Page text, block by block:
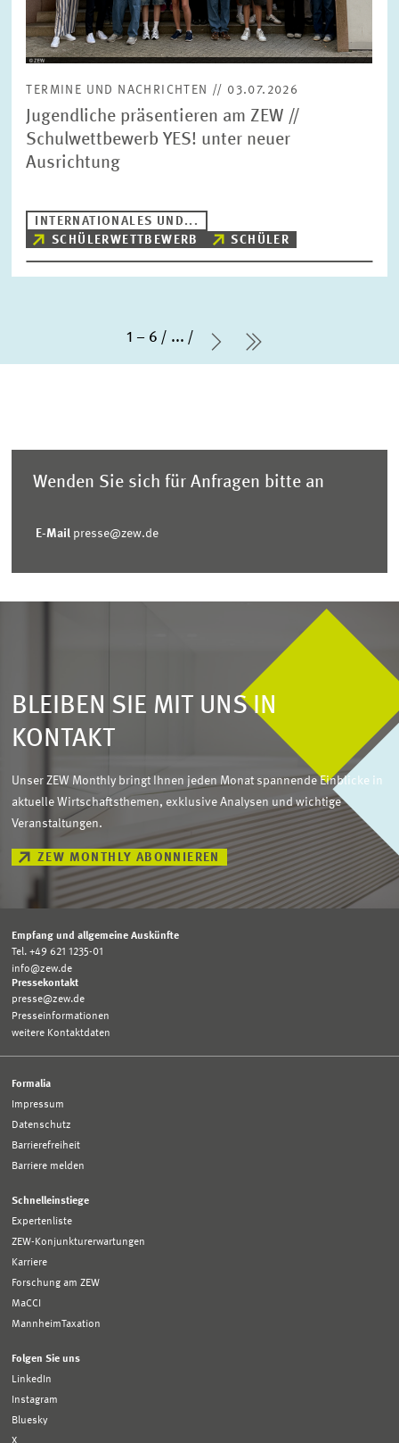
TERMINE UND NACHRICHTEN // 03.07.2026
Jugendliche präsentieren am ZEW //
Schulwettbewerb YES! unter neuer
Ausrichtung
INTERNATIONALES UND...
SCHÜLERWETTBEWERB
SCHÜLER
1 – 6 ...
Nächste Seite
letzte Seite
Wenden Sie sich für Anfragen bitte an
E-Mail presse@zew.de
BLEIBEN SIE MIT UNS IN
KONTAKT
Unser ZEW Monthly bringt Ihnen jeden Monat spannende Einblicke in
aktuelle Wirtschaftsthemen, exklusive Analysen und wichtige
Veranstaltungen.
ZEW MONTHLY ABONNIEREN
Empfang und allgemeine Auskünfte
Tel. +49 621 1235-01
info@zew.de
Pressekontakt
presse@zew.de
Presseinformationen
weitere Kontaktdaten
Formalia
Impressum
Datenschutz
Barrierefreiheit
Barriere melden
Schnelleinstiege
Expertenliste
ZEW-Konjunkturerwartungen
Karriere
Forschung am ZEW
MaCCI
MannheimTaxation
Folgen Sie uns
LinkedIn
Instagram
Bluesky